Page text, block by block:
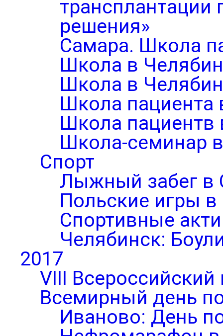
трансплантации
решения»
Самара. Школа
Школа в
Школа в
Школа пациента
Школа пациентв
Школа-семинар
Спорт
Лыжный забег в
Польские игры в
Спортивные
Челябинск:
2017
VIII Всероссийский
Всемирный день
Иваново: День